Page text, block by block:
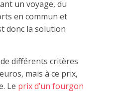
un voyage, du
en commun et
donc la solution
différents critères
mais à ce prix,
Le prix d’un fourgon